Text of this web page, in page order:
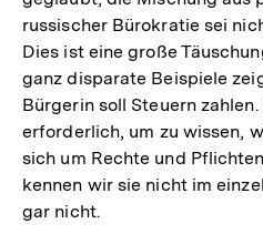
russischer Bürokratie sei
Dies ist eine große
ganz disparate Beispiele
Bürgerin soll Steuern
erforderlich, um zu wissen,
sich um Rechte und
kennen wir sie nicht im
gar nicht.